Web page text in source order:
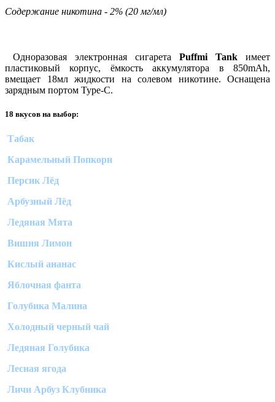
Содержание никотина - 2% (20 мг/мл)
Одноразовая электронная сигарета Puffmi Tank имеет
пластиковый корпус, ёмкость аккумулятора в 850mAh,
вмещает 18мл жидкости на солевом никотине. Оснащена
зарядным портом Type-C.
18 вкусов на выбор:
Табак
Карамельный Попкорн
Персик Лёд
Арбузный Лёд
Ледяная Мята
Вишня Лимон
Кислый ананас
Яблочная фанта
Голубика Малина
Холодный черный чай
Ледяная Голубика
Лесная ягода
Личи Арбуз Клубника